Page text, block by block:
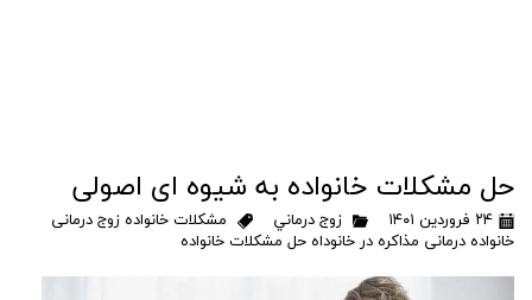
حل مشکلات خانواده به شیوه ای اصولی
۲۴ فروردین ۱۴۰۱ زوج درماني
مشکلات خانواده زوج درمانی
خانواده درمانی مذاکره در خانوداه حل مشکلات خانواده